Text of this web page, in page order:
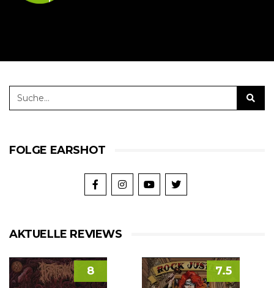
FOLGE EARSHOT
AKTUELLE REVIEWS
8 7.5